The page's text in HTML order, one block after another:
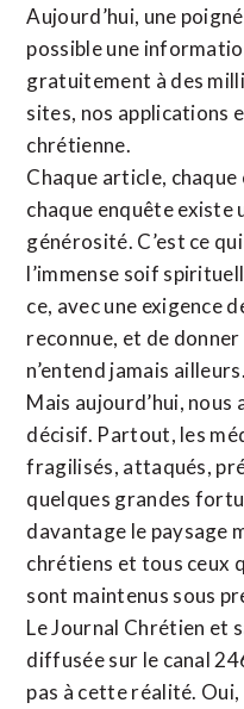
Aujourd’hui, une
possible une
gratuitement à des
sites, nos applications
chrétienne.
Chaque article,
chaque enquête
générosité. C’est ce
l’immense soif
ce, avec une exigence
reconnue, et de donner
n’entend jamais ailleurs.
Mais aujourd’hui,
décisif. Partout, les
fragilisés, attaqués,
quelques grandes
davantage le paysage
chrétiens et tous ceux
sont maintenus sous
Le Journal Chrétien et
diffusée sur le canal
pas à cette réalité.